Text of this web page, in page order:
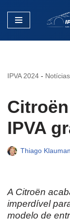
Pular
IPVA 2024 - Notícias
IPVA
Thiago
A Citroën
imperdível
modelo de